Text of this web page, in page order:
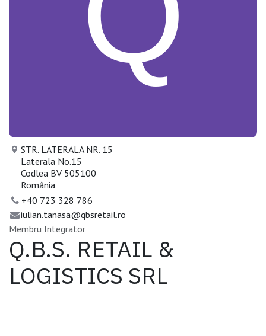
STR. LATERALA NR. 15
Laterala No.15
Codlea BV 505100
România
+40 723 328 786
iulian.tanasa@qbsretail.ro
Membru Integrator
Q.B.S. RETAIL &
LOGISTICS SRL